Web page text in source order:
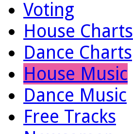
Voting
House Charts
Dance Charts
House Music
Dance Music
Free Tracks